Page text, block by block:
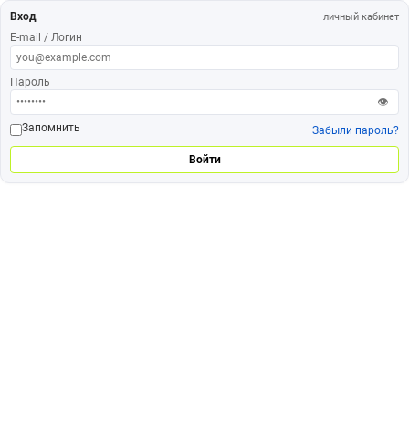
Вход личный кабинет
E-mail / Логин
Пароль
👁
Запомнить
Забыли пароль?
Войти